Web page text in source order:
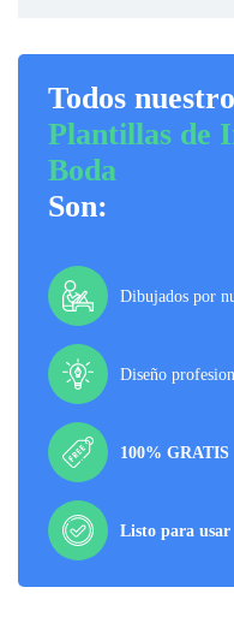
Todos
Plantillas de
Boda
Son:
Dibujados por
Diseño
100% GRATIS
Listo para usar